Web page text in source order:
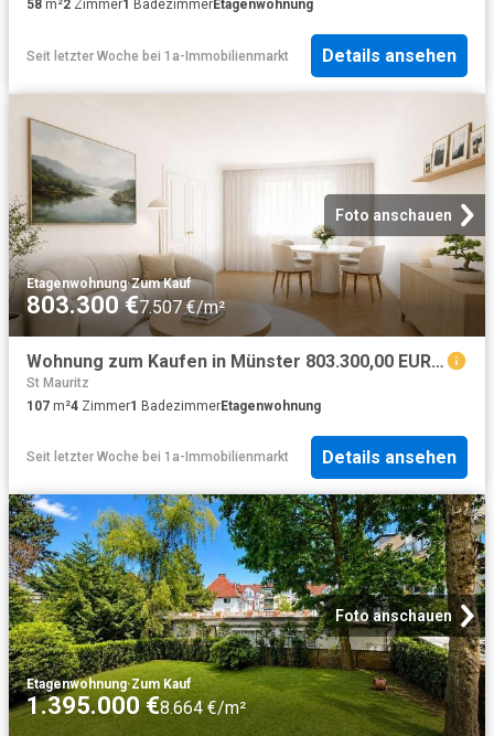
58 m²2 Zimmer1 BadezimmerEtagenwohnung
Seit letzter Woche bei 1a-Immobilienmarkt Details ansehen
Foto anschauen
Etagenwohnung·Zum Kauf
803.300 €7.507 €/m²
Wohnung zum Kaufen in Münster 803.300,00 EUR 107 m²
St Mauritz
107 m²4 Zimmer1 BadezimmerEtagenwohnung
Seit letzter Woche bei 1a-Immobilienmarkt Details ansehen
Foto anschauen
Etagenwohnung·Zum Kauf
1.395.000 €8.664 €/m²